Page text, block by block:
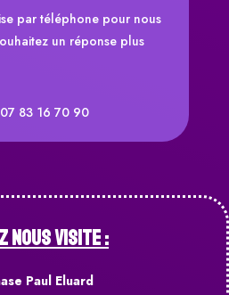
par téléphone pour nous
un réponse plus
83 16 70 90
NOUS VISITE :
Paul Eluard